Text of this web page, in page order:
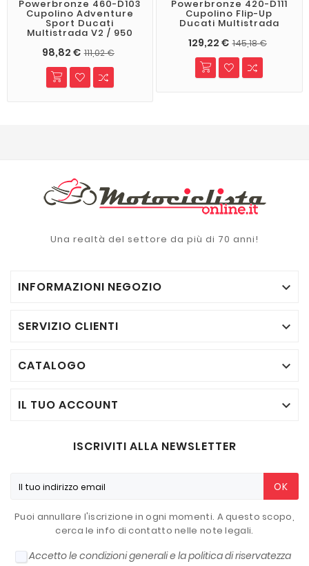
Powerbronze 460-D103
Cupolino Adventure
Sport Ducati
Multistrada V2 / 950
98,82 € 111,02 €
Powerbronze 420-D111
Cupolino Flip-Up
Ducati Multistrada
129,22 € 145,18 €
Una realtà del settore da più di 70 anni!
INFORMAZIONI NEGOZIO 
SERVIZIO CLIENTI 
CATALOGO 
IL TUO ACCOUNT 
ISCRIVITI ALLA NEWSLETTER
OK
Puoi annullare l'iscrizione in ogni momenti. A questo scopo,
cerca le info di contatto nelle note legali.
Accetto le condizioni generali e la politica di riservatezza